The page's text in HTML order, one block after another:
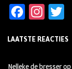
Fa
b
oo
In
ag tt
LAATSTE REACTIES
Nelleke de bresserop